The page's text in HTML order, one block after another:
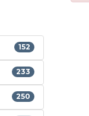
152
233
250